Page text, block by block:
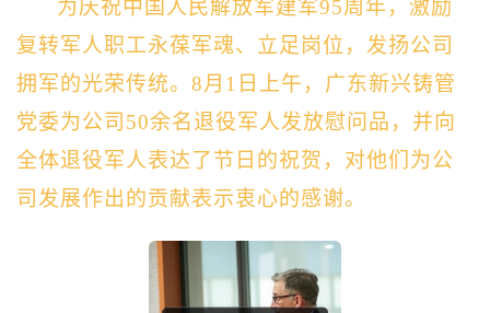
为庆祝中国人民解放军建军95周年，激励
复转军人职工永葆军魂、立足岗位，发扬公司
拥军的光荣传统。8月1日上午，广东新兴铸管
党委为公司50余名退役军人发放慰问品，并向
全体退役军人表达了节日的祝贺，对他们为公
司发展作出的贡献表示衷心的感谢。